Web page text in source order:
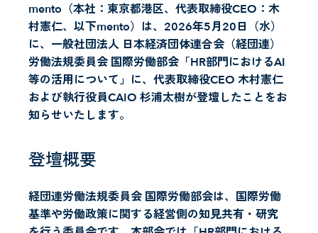
mento（本社：東京都港区、代表取締役CEO：木
村憲仁、以下mento）は、2026年5月20日（水）
に、一般社団法人 日本経済団体連合会（経団連）
労働法規委員会 国際労働部会「HR部門におけるAI
等の活用について」に、代表取締役CEO 木村憲仁
および執行役員CAIO 杉浦太樹が登壇したことをお
知らせいたします。
登壇概要
経団連労働法規委員会 国際労働部会は、国際労働
基準や労働政策に関する経営側の知見共有・研究